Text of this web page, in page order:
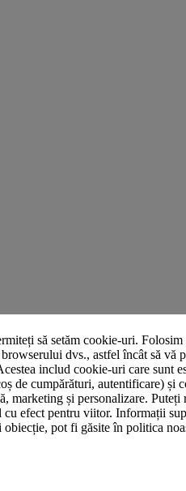
să setăm cookie-uri.
dvs., astfel încât să vă
includ cookie-uri care sunt
de cumpărături, autentificare) și
marketing și personalizare.
cu efect pentru viitor. Informații
obiecție, pot fi găsite în politica